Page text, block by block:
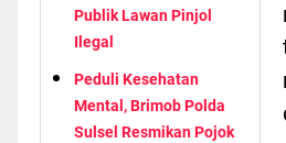
Publik Lawan Pinjol
Ilegal
Peduli Kesehatan
Mental, Brimob Polda
Sulsel Resmikan Pojok